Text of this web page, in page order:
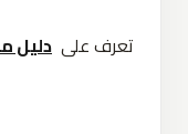
تعرف على دليل